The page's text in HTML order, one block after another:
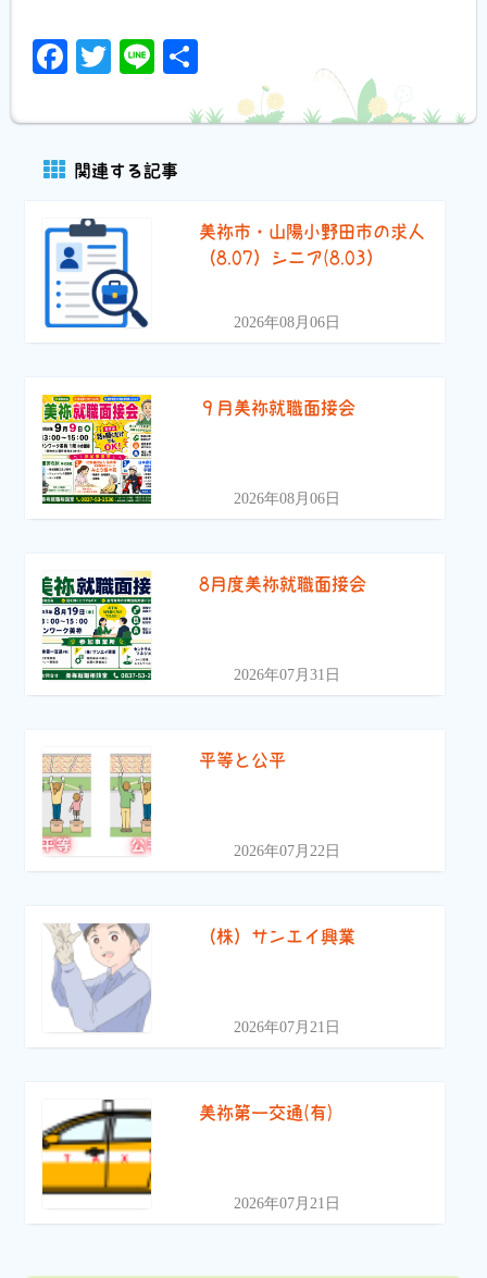
Facebook
Twitter
Line
関連する記事
美祢市・山陽小野田市の求人
（8.07）シニア(8.03）
2026年08月06日
９月美祢就職面接会
2026年08月06日
8月度美祢就職面接会
2026年07月31日
平等と公平
2026年07月22日
（株）サンエイ興業
2026年07月21日
美祢第一交通(有)
2026年07月21日